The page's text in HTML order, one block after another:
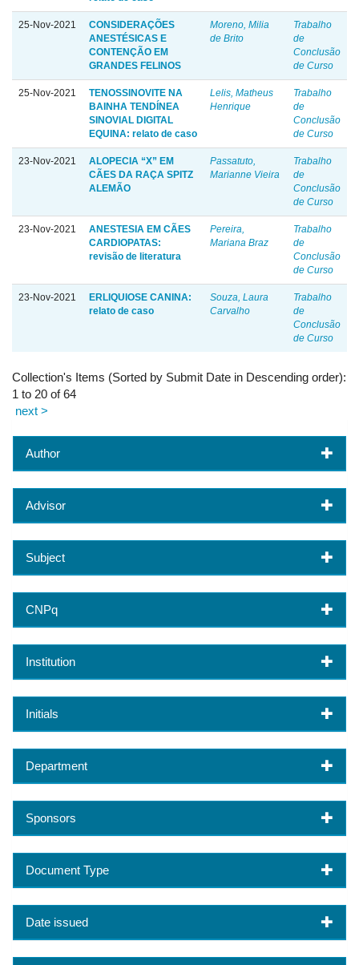
25-Nov-2021
CONSIDERAÇÕES
ANESTÉSICAS E
CONTENÇÃO EM
GRANDES FELINOS
Moreno, Milia
de Brito
Trabalho
de
Conclusão
de Curso
25-Nov-2021
TENOSSINOVITE NA
BAINHA TENDÍNEA
SINOVIAL DIGITAL
EQUINA: relato de caso
Lelis, Matheus
Henrique
Trabalho
de
Conclusão
de Curso
23-Nov-2021
ALOPECIA “X” EM
CÃES DA RAÇA SPITZ
ALEMÃO
Passatuto,
Marianne Vieira
Trabalho
de
Conclusão
de Curso
23-Nov-2021
ANESTESIA EM CÃES
CARDIOPATAS:
revisão de literatura
Pereira,
Mariana Braz
Trabalho
de
Conclusão
de Curso
23-Nov-2021
ERLIQUIOSE CANINA:
relato de caso
Souza, Laura
Carvalho
Trabalho
de
Conclusão
de Curso
Collection's Items (Sorted by Submit Date in Descending order):
1 to 20 of 64
next >
Author
Advisor
Subject
CNPq
Institution
Initials
Department
Sponsors
Document Type
Date issued